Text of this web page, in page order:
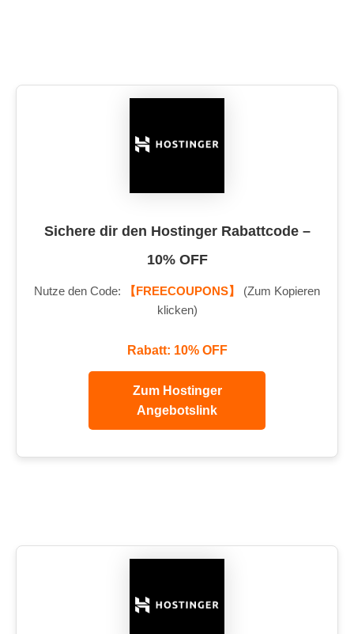
Sichere dir den Hostinger Rabattcode –
10% OFF
Nutze den Code: 【FREECOUPONS】
(Zum Kopieren
klicken)
Rabatt: 10% OFF
Zum Hostinger
Angebotslink